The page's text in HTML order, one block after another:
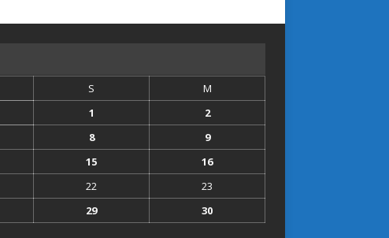
S
M
1
2
8
9
15
16
22
23
29 30